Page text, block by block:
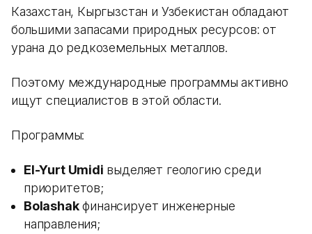
Казахстан, Кыргызстан и Узбекистан обладают
большими запасами природных ресурсов: от
урана до редкоземельных металлов.
Поэтому международные программы активно
ищут специалистов в этой области.
Программы:
El-Yurt Umidi выделяет геологию среди
приоритетов;
Bolashakфинансирует инженерные
направления;